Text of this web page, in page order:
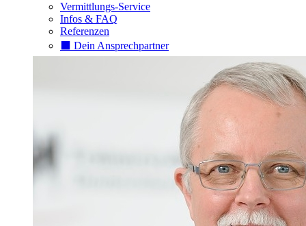
Vermittlungs-Service
Infos & FAQ
Referenzen
⬛️ Dein Ansprechpartner